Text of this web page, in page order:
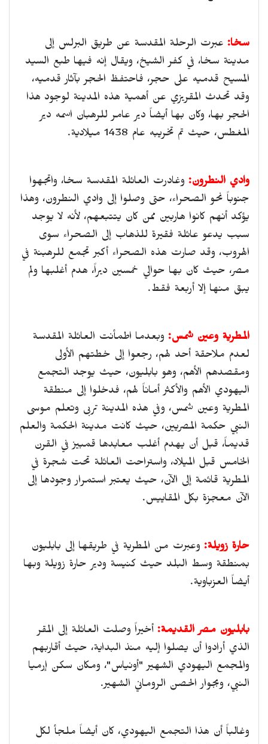
سخا: عبرت الرحلة المقدسة عن طريق البرلس إلى
مدينة سخا، في كفر الشيخ، ويقال إنه فيها طبع السيد
المسيح قدميه على حجر، فاحتفظ الحجر بآثار قدميه،
وقد تحدث المقريزي عن أهمية هذه المدينة لوجود هذا
الحجر بها، وكان بها أيضاً دير عامر للرهبان اسمه دير
المغطس، حيث تم تخريبه عام 1438 ميلادية.
وادي النطرون: وغادرت العائلة المقدسة سخا، واتجهوا
جنوباً نحو الصحراء، حتى وصلوا إلى وادي النطرون، وهذا
يؤكد أنهم كانوا هاربين ممن كان يتتبعهم، لأنه لا يوجد
سبب يدعو عائلة فقيرة للذهاب إلى الصحراء سوى
الهروب، وقد صارت هذه الصحراء أكبر تجمع للرهبنة في
مصر، حيث كان بها حوالي خمسين ديراً، هدم أغلبها ولم
يبق منها إلا أربعة فقط.
المطرية وعين شمس: وبعدما اطمأنت العائلة المقدسة
لعدم ملاحقة أحد لهم، رجعوا إلى خطتهم الأولى
ومقصدهم الأهم، وهو بابليون، حيث يوجد التجمع
اليهودي الأهم والأكثر أماناً لهم، فدخلوا إلى منطقة
المطرية وعين شمس، وفي هذه المدينة تربى وتعلم موسى
النبي حكمة المصريين، حيث كانت مدينة الحكمة والعلم
قديماً، قبل أن يهدم أغلب معابدها قمبيز في القرن
الخامس قبل الميلاد، واستراحت العائلة تحت شجرة في
المطرية قائمة إلى الآن، حيث يعتبر استمرار وجودها إلى
الآن معجزة بكل المقاييس.
حارة زويلة: وعبرت من المطرية في طريقها إلى بابليون
بمنطقة وسط البلد حيث كنيسة ودير حارة زويلة وبها
أيضاً العزباوية.
بابليون مصر القديمة: أخيراً وصلت العائلة إلى المقر
الذي أرادوا أن يصلوا إليه منذ البداية، حيث أقاربهم
والمجمع اليهودي الشهير "أونياس"، ومكان سكن إرميا
النبي، وبجوار الحصن الروماني الشهير.
وغالباً أن هذا التجمع اليهودي، كان أيضاً ملجأ لكل